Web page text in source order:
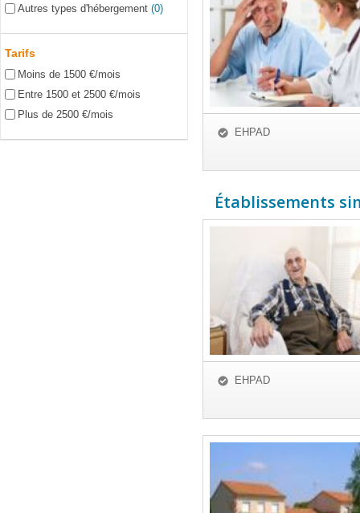
Autres types d'hébergement (0)
Tarifs
Moins de 1500 €/mois
Entre 1500 et 2500 €/mois
Plus de 2500 €/mois
EHPAD
Établissements
EHPAD